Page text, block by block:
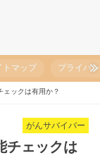
トマップ プライバ
ェックは有用か？
がんサバイバー
チェックは